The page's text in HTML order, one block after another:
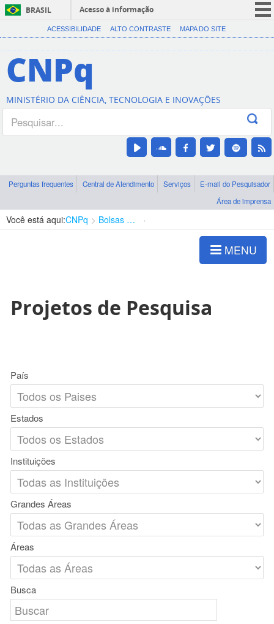
BRASIL
Acesso à informação
CORONAVÍRUS (COVID-19)
Canais
ACESSIBILIDADE ALTO CONTRASTE MAPA DO SITE
CNPq
MINISTÉRIO DA CIÊNCIA, TECNOLOGIA E INOVAÇÕES
Perguntas frequentes Central de Atendimento Serviços
E-mail do Pesquisador
Área de imprensa
Você está aqui:CNPq Bolsas e Auxílios Vigentes
MENU
Projetos de Pesquisa
País
Estados
Instituições
Grandes Áreas
Áreas
Busca